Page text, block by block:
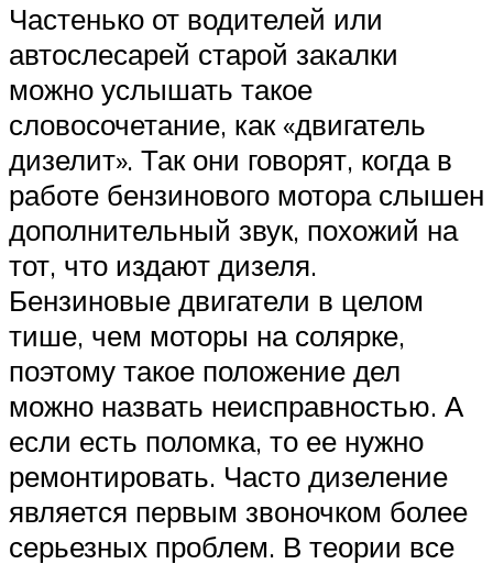
Частенько от водителей или
автослесарей старой закалки
можно услышать такое
словосочетание, как «двигатель
дизелит». Так они говорят, когда в
работе бензинового мотора слышен
дополнительный звук, похожий на
тот, что издают дизеля.
Бензиновые двигатели в целом
тише, чем моторы на солярке,
поэтому такое положение дел
можно назвать неисправностью. А
если есть поломка, то ее нужно
ремонтировать. Часто дизеление
является первым звоночком более
серьезных проблем. В теории все